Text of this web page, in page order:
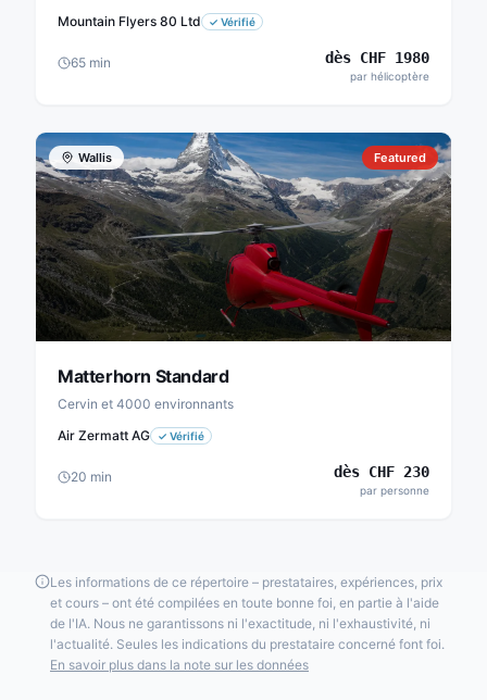
Mountain Flyers 80 Ltd
✓ Vérifié
65 min dès CHF 1980
par hélicoptère
Wallis Featured
Matterhorn Standard
Cervin et 4000 environnants
Air Zermatt AG
✓ Vérifié
20 min dès CHF 230
par personne
Les informations de ce répertoire – prestataires, expériences, prix
et cours – ont été compilées en toute bonne foi, en partie à l'aide
de l'IA. Nous ne garantissons ni l'exactitude, ni l'exhaustivité, ni
l'actualité. Seules les indications du prestataire concerné font foi.
En savoir plus dans la note sur les données